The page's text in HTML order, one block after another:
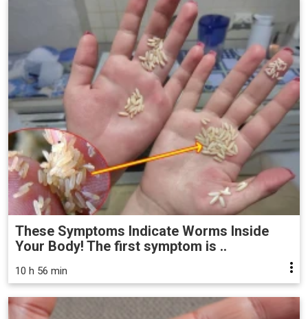
These Symptoms Indicate Worms Inside
Your Body! The first symptom is ..
10 h 56 min